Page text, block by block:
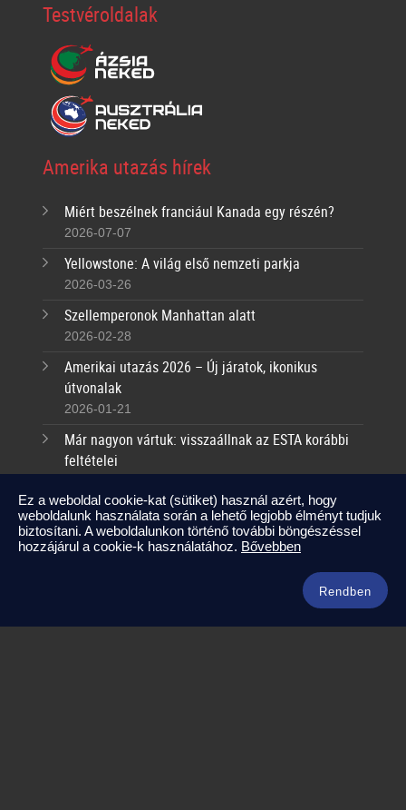
Testvéroldalak
Amerika utazás hírek
Miért beszélnek franciául Kanada egy részén?
2026-07-07
Yellowstone: A világ első nemzeti parkja
2026-03-26
Szellemperonok Manhattan alatt
2026-02-28
Amerikai utazás 2026 – Új járatok, ikonikus
útvonalak
2026-01-21
Már nagyon vártuk: visszaállnak az ESTA korábbi
feltételei
Kapcsolat
Ez a weboldal cookie-kat (sütiket) használ azért, hogy
weboldalunk használata során a lehető legjobb élményt tudjuk
biztosítani. A weboldalunkon történő további böngészéssel
hozzájárul a cookie-k használatához. Bővebben
Rendben